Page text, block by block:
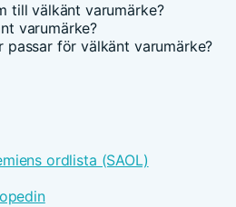
till välkänt varumärke?
varumärke?
passar för välkänt varumärke?
ordlista (SAOL)